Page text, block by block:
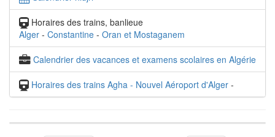
Horaires des trains, banlieue
Alger - Constantine - Oran et Mostaganem
Calendrier des vacances et examens scolaires en Algérie
Horaires des trains Agha - Nouvel Aéroport d'Alger -